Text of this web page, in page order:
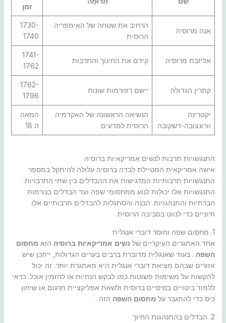
זמן
אנה מרוסיה
הרחיב את שטחה של האימפריה
הרוסית
1730-
1740
אליזבת מרוסיה קידם את החינוך והתרבות
1741-
1762
קתרין הגדולה יישם רפורמות שונות
1762-
1796
יקטרינה
וורונצובה-דשקובה
הנשיאה הראשונה של האקדמיה
הרוסית למדעים
המאה
ה 18
התנגשויות תרבות לנשים אמריקאיות ברוסיה
אישה אמריקאית המטיילת לבדה ברוסיה עלולה להיתקל במספר
התנגשויות תרבותיות המדגישות את ההבדלים בין שתי התרבויות.
התנגשויות אלו יכולות לנוע ממחסומי שפה ועד הבדלים בנורמות
חברתיות והתנהגויות. הבנה והסתגלות להבדלים תרבותיים אלו
חיוניים כדי לנווט בסביבה הרוסית.
1. מחסום שפה וחוסר דוברי אנגלית
אחד האתגרים העיקריים של נשים אמריקאיות ברוסיה הוא מחסום
השפה . בעוד שאנגלית מדוברת ברבים בערים הגדולות, ייתכן שיש
אזורים שבהם מציאת דוברי אנגלית היא מאתגרת יותר. זה יכול
להקשות על משימות פשוטות כמו לבקש הנחיות או להזמין אוכל. כדאי
ללמוד ביטויים בסיסיים ברוסית ולשאת אפליקציית תרגום או שיחון
כיס כדי להתגבר על מחסום השפה הזה .
2. הבדלים בהתנהגות החיוך